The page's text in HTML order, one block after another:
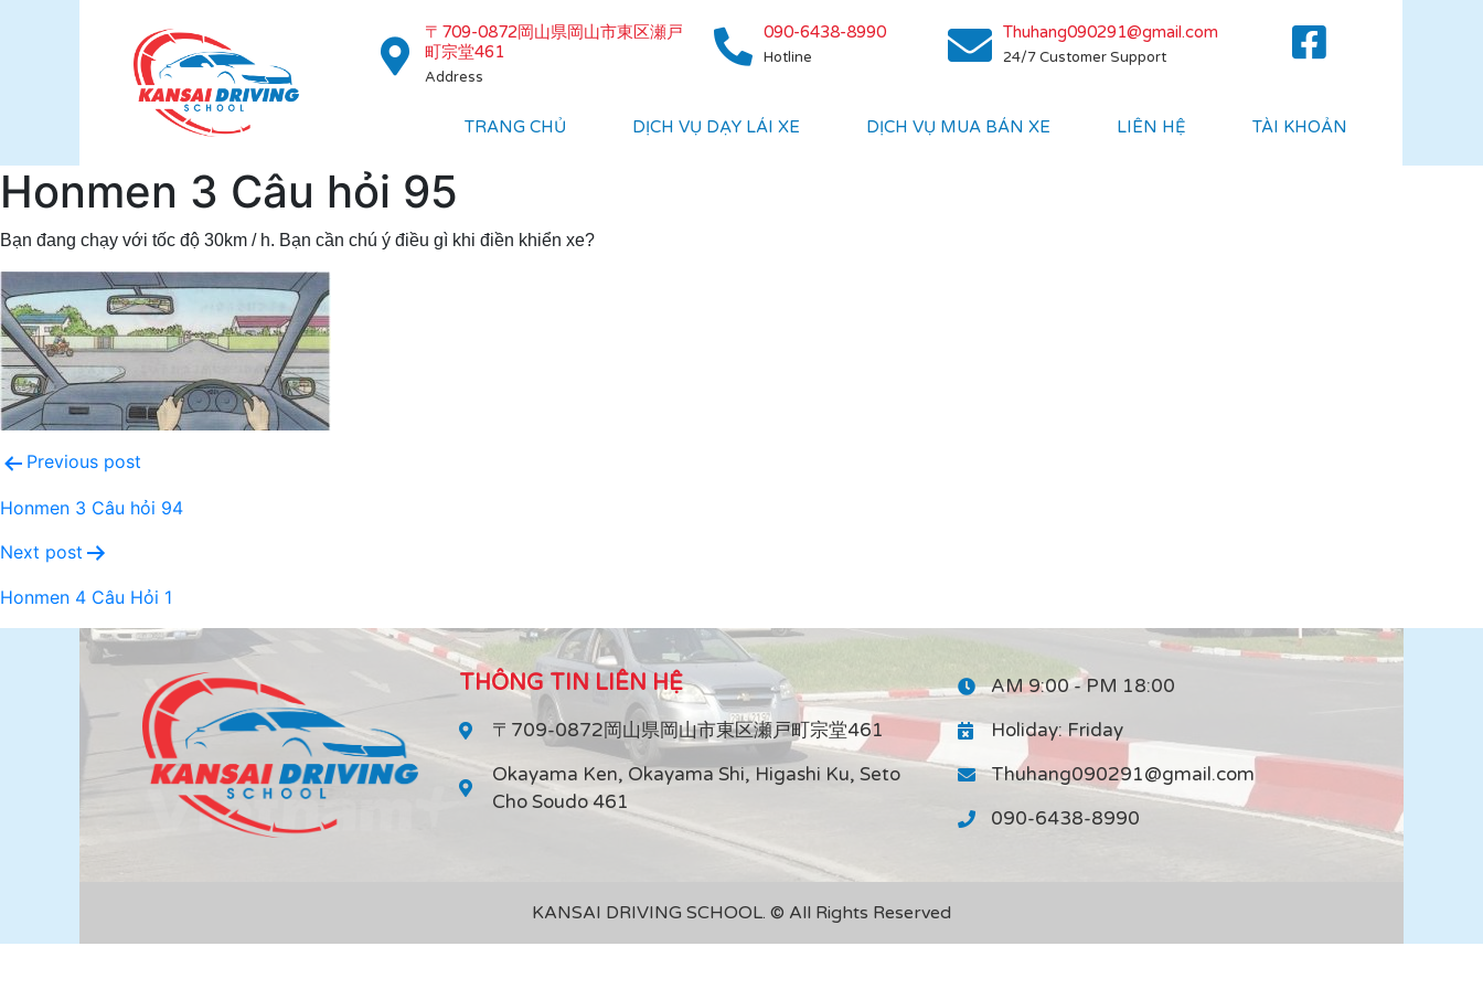
〒709-0872岡山県岡山市東区瀬戸
町宗堂461
Address
090-6438-8990
Hotline
Thuhang090291@gmail.com
24/7 Customer Support
TRANG CHỦ DỊCH VỤ DẠY LÁI XE DỊCH VỤ MUA BÁN XE LIÊN HỆ TÀI KHOẢN
Honmen 3 Câu hỏi 95
Bạn đang chạy với tốc độ 30km / h. Bạn cần chú ý điều gì khi điền khiển xe?
Previous post
Honmen 3 Câu hỏi 94
Next post
Honmen 4 Câu Hỏi 1
THÔNG TIN LIÊN HỆ
〒709-0872岡山県岡山市東区瀬戸町宗堂461
Okayama Ken, Okayama Shi, Higashi Ku, Seto
Cho Soudo 461
AM 9:00 - PM 18:00
Holiday: Friday
Thuhang090291@gmail.com
090-6438-8990
KANSAI DRIVING SCHOOL. © All Rights Reserved